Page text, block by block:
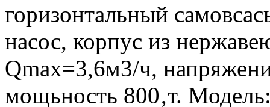
горизонтальный
насос, корпус из
Qmax=3,6м3/ч,
мощьность 800‚т.